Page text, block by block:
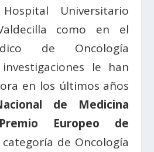
Universitario
como en el
de Oncología
investigaciones le han
en los últimos años
de Medicina
Premio Europeo de
de Oncología